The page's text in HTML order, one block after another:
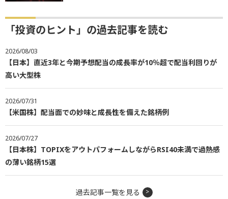
「投資のヒント」の過去記事を読む
2026/08/03
【日本】直近3年と今期予想配当の成長率が10％超で配当利回りが
高い大型株
2026/07/31
【米国株】配当面での妙味と成長性を備えた銘柄例
2026/07/27
【日本株】TOPIXをアウトパフォームしながらRSI40未満で過熱感
の薄い銘柄15選
過去記事一覧を見る